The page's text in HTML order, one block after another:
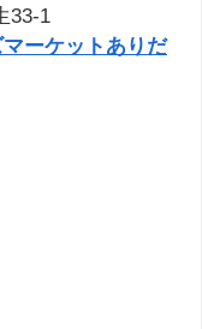
33-1
ーケットありだ